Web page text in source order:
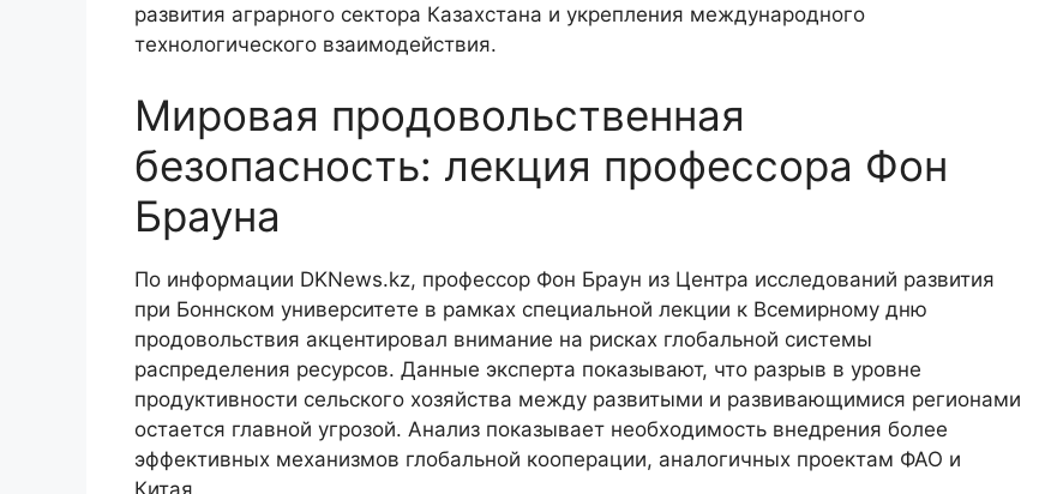
развития аграрного сектора Казахстана и укрепления международного
технологического взаимодействия.
Мировая продовольственная
безопасность: лекция профессора Фон
Брауна
По информации DKNews.kz, профессор Фон Браун из Центра исследований развития
при Боннском университете в рамках специальной лекции к Всемирному дню
продовольствия акцентировал внимание на рисках глобальной системы
распределения ресурсов. Данные эксперта показывают, что разрыв в уровне
продуктивности сельского хозяйства между развитыми и развивающимися регионами
остается главной угрозой. Анализ показывает необходимость внедрения более
эффективных механизмов глобальной кооперации, аналогичных проектам ФАО и